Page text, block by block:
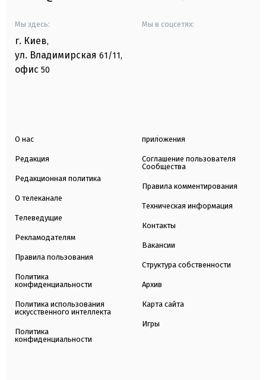
Мы здесь:
г. Киев,
ул. Владимирская 61/11,
офис 50
Мы в соцсетях:
О нас
Редакция
Редакционная политика
О телеканале
Телеведущие
Рекламодателям
Правила пользования
Политика
конфиденциальности
Политика использования
искусственного интеллекта
Политика
конфиденциальности
приложения
Соглашение пользователя
Сообщества
Правила комментирования
Техническая информация
Контакты
Вакансии
Структура собственности
Архив
Карта сайта
Игры